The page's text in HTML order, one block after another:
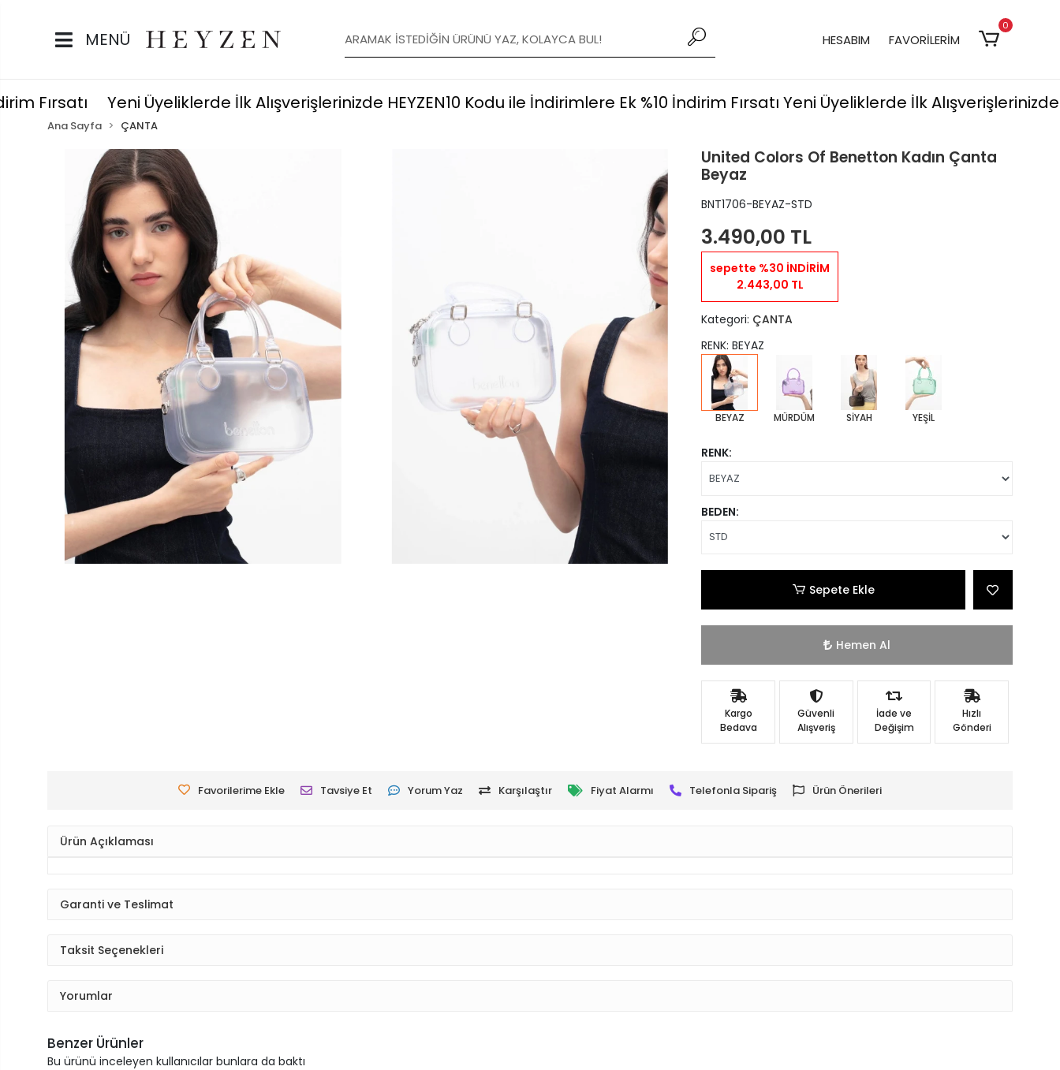
Fırsatı Yeni Üyeliklerde İlk Alışverişlerinizde HEYZEN10 Kodu ile İndirimlere Ek %10 İndirim FırsatıYeni Üyeliklerde İlk
MENÜ HESABIM FAVORİLERİM
0
Ana Sayfa ÇANTA
United Colors Of Benetton Kadın Çanta
Beyaz
BNT1706-BEYAZ-STD
3.490,00 TL
sepette %30 İNDİRİM
2.443,00 TL
Kategori: ÇANTA
RENK: BEYAZ
BEYAZ MÜRDÜM SİYAH YEŞİL
RENK:
BEDEN:
Sepete Ekle
Hemen Al
Kargo
Bedava
Güvenli
Alışveriş
İade ve
Değişim
Hızlı
Gönderi
Favorilerime Ekle Tavsiye Et Yorum Yaz Karşılaştır Fiyat Alarmı Telefonla Sipariş Ürün Önerileri
Ürün Açıklaması
Garanti ve Teslimat
Taksit Seçenekleri
Yorumlar
Benzer Ürünler
Bu ürünü inceleyen kullanıcılar bunlara da baktı